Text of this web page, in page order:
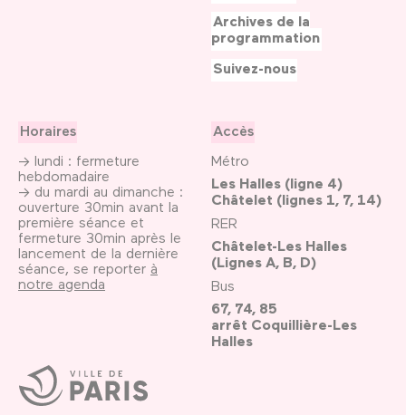
Ville
de
Paris
Horaires
→ lundi : fermeture
hebdomadaire
→ du mardi au dimanche :
ouverture 30min avant la
première séance et
fermeture 30min après le
lancement de la dernière
séance, se reporter à
notre agenda
Accès
Métro
Les Halles (ligne 4)
Châtelet (lignes 1, 7, 14)
RER
Châtelet-Les Halles
(Lignes A, B, D)
Bus
67, 74, 85
arrêt Coquillière-Les
Halles
Archives de la
programmation
Suivez-nous